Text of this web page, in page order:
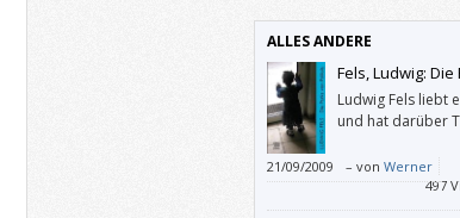
ALLES ANDERE
Fels, Ludwig:
Ludwig Fels liebt
und hat darüber
21/09/2009 – von Werner
497